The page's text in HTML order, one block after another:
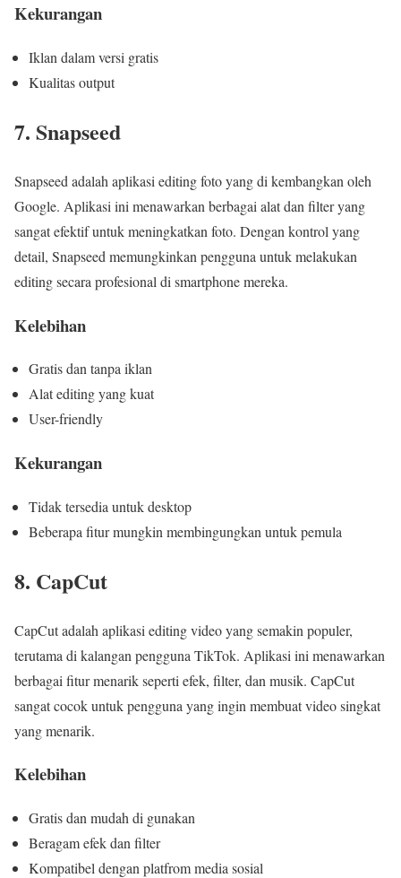
Kekurangan
Iklan dalam versi gratis
Kualitas output
7. Snapseed
Snapseed adalah aplikasi editing foto yang di kembangkan oleh
Google. Aplikasi ini menawarkan berbagai alat dan filter yang
sangat efektif untuk meningkatkan foto. Dengan kontrol yang
detail, Snapseed memungkinkan pengguna untuk melakukan
editing secara profesional di smartphone mereka.
Kelebihan
Gratis dan tanpa iklan
Alat editing yang kuat
User-friendly
Kekurangan
Tidak tersedia untuk desktop
Beberapa fitur mungkin membingungkan untuk pemula
8. CapCut
CapCut adalah aplikasi editing video yang semakin populer,
terutama di kalangan pengguna TikTok. Aplikasi ini menawarkan
berbagai fitur menarik seperti efek, filter, dan musik. CapCut
sangat cocok untuk pengguna yang ingin membuat video singkat
yang menarik.
Kelebihan
Gratis dan mudah di gunakan
Beragam efek dan filter
Kompatibel dengan platfrom media sosial